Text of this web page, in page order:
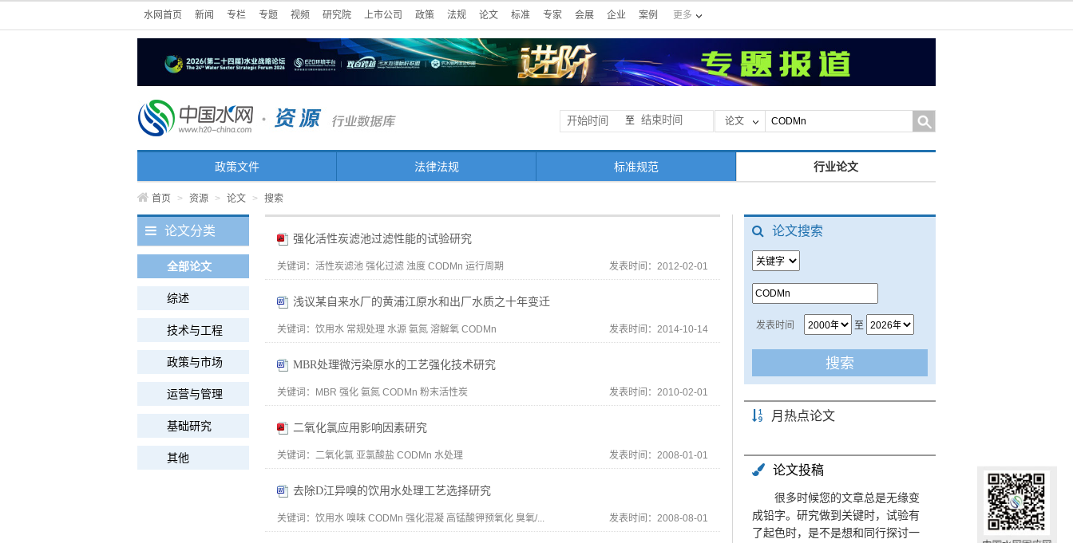
水网首页 新闻 专栏 专题 视频 研究院 上市公司 政策 法规 论文 标准 专家 会展 企业 案例 更多
至 论文
政策文件 法律法规 标准规范 行业论文
首页 > 资源 > 论文 > 搜索
论文分类
全部论文
综述
技术与工程
政策与市场
运营与管理
基础研究
其他
强化活性炭滤池过滤性能的试验研究
关键词： 活性炭滤池 强化过滤 浊度 CODMn 运行周期 发表时间：2012-02-01
浅议某自来水厂的黄浦江原水和出厂水质之十年变迁
关键词： 饮用水 常规处理 水源 氨氮 溶解氧 CODMn 发表时间：2014-10-14
MBR处理微污染原水的工艺强化技术研究
关键词： MBR 强化 氨氮 CODMn 粉末活性炭 发表时间：2010-02-01
二氧化氯应用影响因素研究
关键词： 二氧化氯 亚氯酸盐 CODMn 水处理 发表时间：2008-01-01
去除D江异嗅的饮用水处理工艺选择研究
关键词： 饮用水 嗅味 CODMn 强化混凝 高锰酸钾预氧化 臭氧/... 发表时间：2008-08-01
论文搜索
发表时间 至
月热点论文
论文投稿
很多时候您的文章总是无缘变
成铅字。研究做到关键时，试验有
了起色时，是不是想和同行探讨一